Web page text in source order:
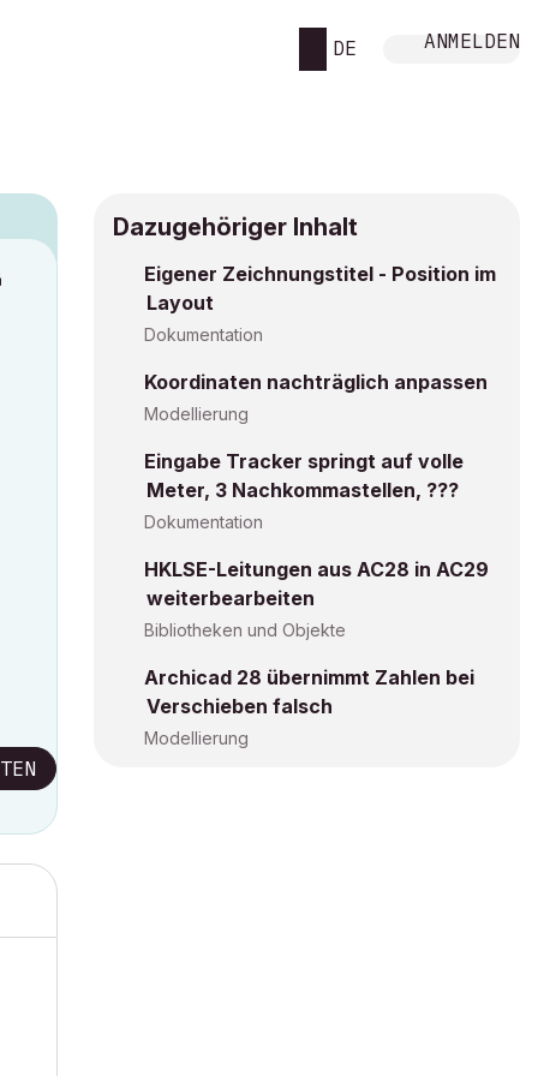
DE ANMELDEN
Dazugehöriger Inhalt
Eigener Zeichnungstitel - Position im
Layout
Dokumentation
Koordinaten nachträglich anpassen
Modellierung
Eingabe Tracker springt auf volle
Meter, 3 Nachkommastellen, ???
Dokumentation
HKLSE-Leitungen aus AC28 in AC29
weiterbearbeiten
Bibliotheken und Objekte
Archicad 28 übernimmt Zahlen bei
Verschieben falsch
Modellierung